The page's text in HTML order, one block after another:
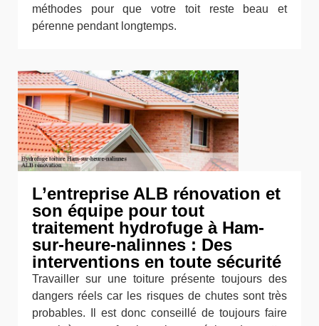
méthodes pour que votre toit reste beau et
pérenne pendant longtemps.
L’entreprise ALB rénovation et
son équipe pour tout
traitement hydrofuge à Ham-
sur-heure-nalinnes : Des
interventions en toute sécurité
Travailler sur une toiture présente toujours des
dangers réels car les risques de chutes sont très
probables. Il est donc conseillé de toujours faire